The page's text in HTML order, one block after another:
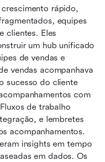
rápido,
equipes
clientes. Eles
um hub unificado
de vendas e
vendas acompanhava
sucesso do cliente
com
de trabalho
e lembretes
acompanhamentos.
insights em tempo
em dados. Os